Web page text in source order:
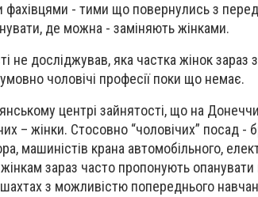
- тими що повернулись з
де можна - заміняють жінками.
не досліджував, яка частка жінок зараз
чоловічі професії поки що немає.
центрі зайнятості, що на
– жінки. Стосовно “чоловічих” посад -
машиністів крана автомобільного,
зараз часто пропонують опанувати
з можливістю попереднього